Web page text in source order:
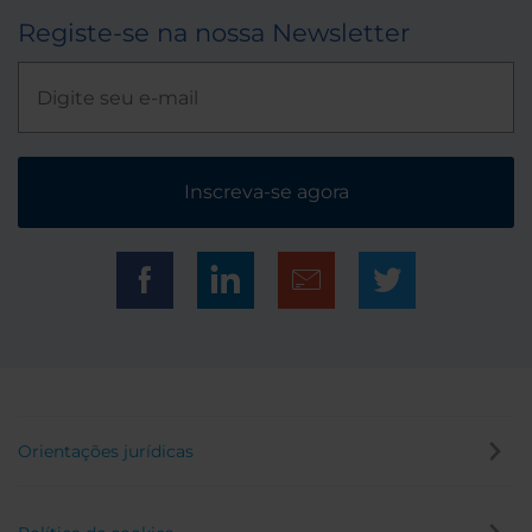
Registe-se na nossa Newsletter
Inscreva-se agora
Orientações jurídicas